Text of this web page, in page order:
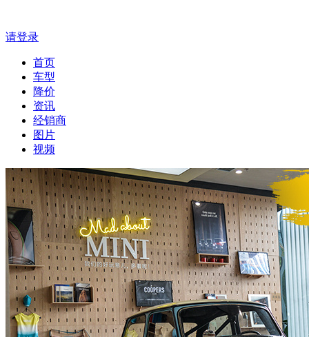
请登录
首页
车型
降价
资讯
经销商
图片
视频